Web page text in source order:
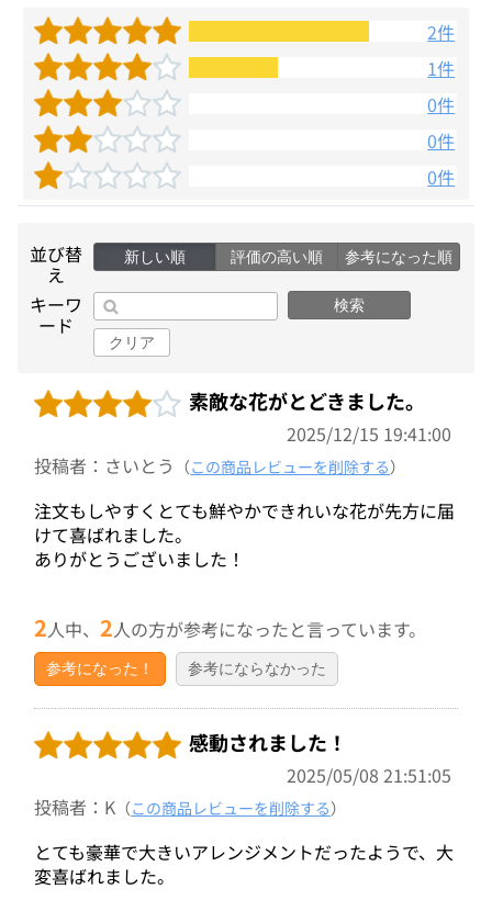
2件
1件
0件
0件
0件
並び替
え
新しい順 評価の高い順 参考になった順
キーワ
ード
検索
クリア
素敵な花がとどきました。
2025/12/15 19:41:00
投稿者：さいとう （この商品レビューを削除する）
注文もしやすくとても鮮やかできれいな花が先方に届
けて喜ばれました。
ありがとうございました！
2人中、 2人の方が参考になったと言っています。
参考になった！ 参考にならなかった
感動されました！
2025/05/08 21:51:05
投稿者：K （この商品レビューを削除する）
とても豪華で大きいアレンジメントだったようで、大
変喜ばれました。